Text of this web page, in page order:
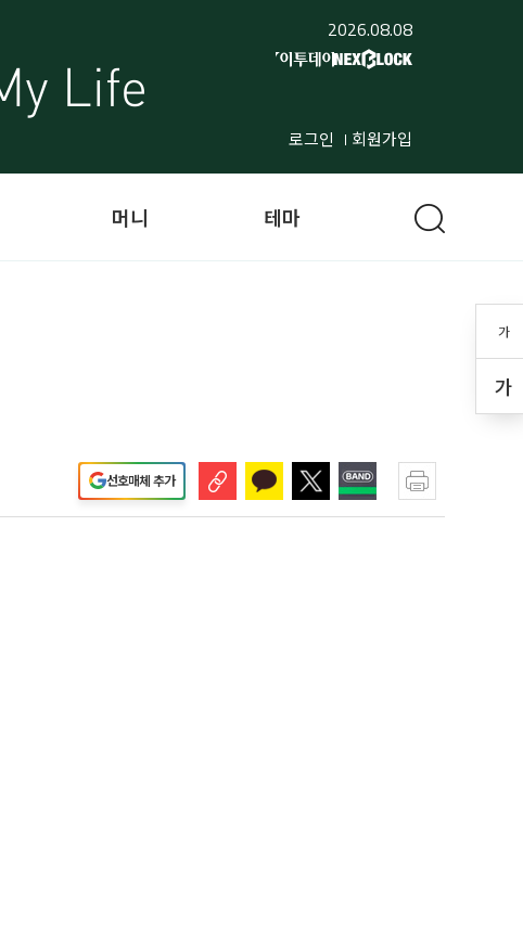
2026.08.08
로그인 회원가입
가
가
머니 테마
선호매체 추가